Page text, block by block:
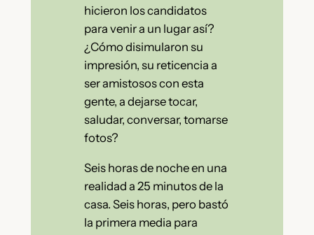
hicieron los candidatos
para venir a un lugar así?
¿Cómo disimularon su
impresión, su reticencia a
ser amistosos con esta
gente, a dejarse tocar,
saludar, conversar, tomarse
fotos?
Seis horas de noche en una
realidad a 25 minutos de la
casa. Seis horas, pero bastó
la primera media para